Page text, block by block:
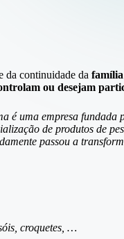
da continuidade da
ou desejam
é uma empresa fundada
de produtos de
passou a
croquetes, …